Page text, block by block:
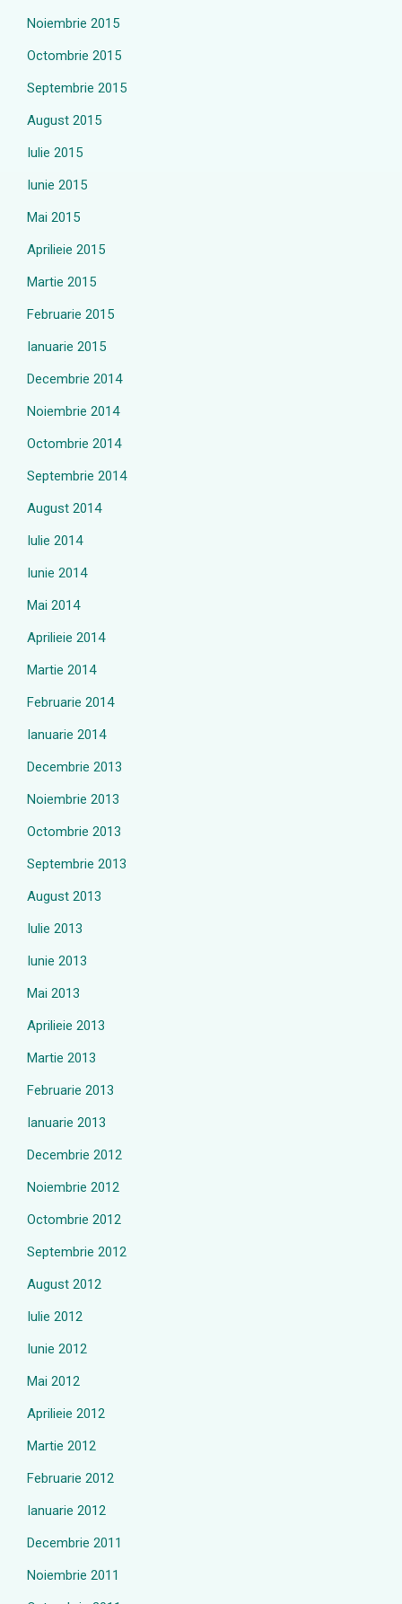
Noiembrie 2015
Octombrie 2015
Septembrie 2015
August 2015
Iulie 2015
Iunie 2015
Mai 2015
Aprilieie 2015
Martie 2015
Februarie 2015
Ianuarie 2015
Decembrie 2014
Noiembrie 2014
Octombrie 2014
Septembrie 2014
August 2014
Iulie 2014
Iunie 2014
Mai 2014
Aprilieie 2014
Martie 2014
Februarie 2014
Ianuarie 2014
Decembrie 2013
Noiembrie 2013
Octombrie 2013
Septembrie 2013
August 2013
Iulie 2013
Iunie 2013
Mai 2013
Aprilieie 2013
Martie 2013
Februarie 2013
Ianuarie 2013
Decembrie 2012
Noiembrie 2012
Octombrie 2012
Septembrie 2012
August 2012
Iulie 2012
Iunie 2012
Mai 2012
Aprilieie 2012
Martie 2012
Februarie 2012
Ianuarie 2012
Decembrie 2011
Noiembrie 2011